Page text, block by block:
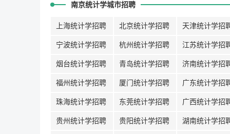
南京统计学城市招聘
上海统计学招聘 北京统计学招聘 天津统计学招
宁波统计学招聘 杭州统计学招聘 江苏统计学招
烟台统计学招聘 青岛统计学招聘 济南统计学招
福州统计学招聘 厦门统计学招聘 广东统计学招
珠海统计学招聘 东莞统计学招聘 广西统计学招
贵州统计学招聘 贵阳统计学招聘 湖南统计学招